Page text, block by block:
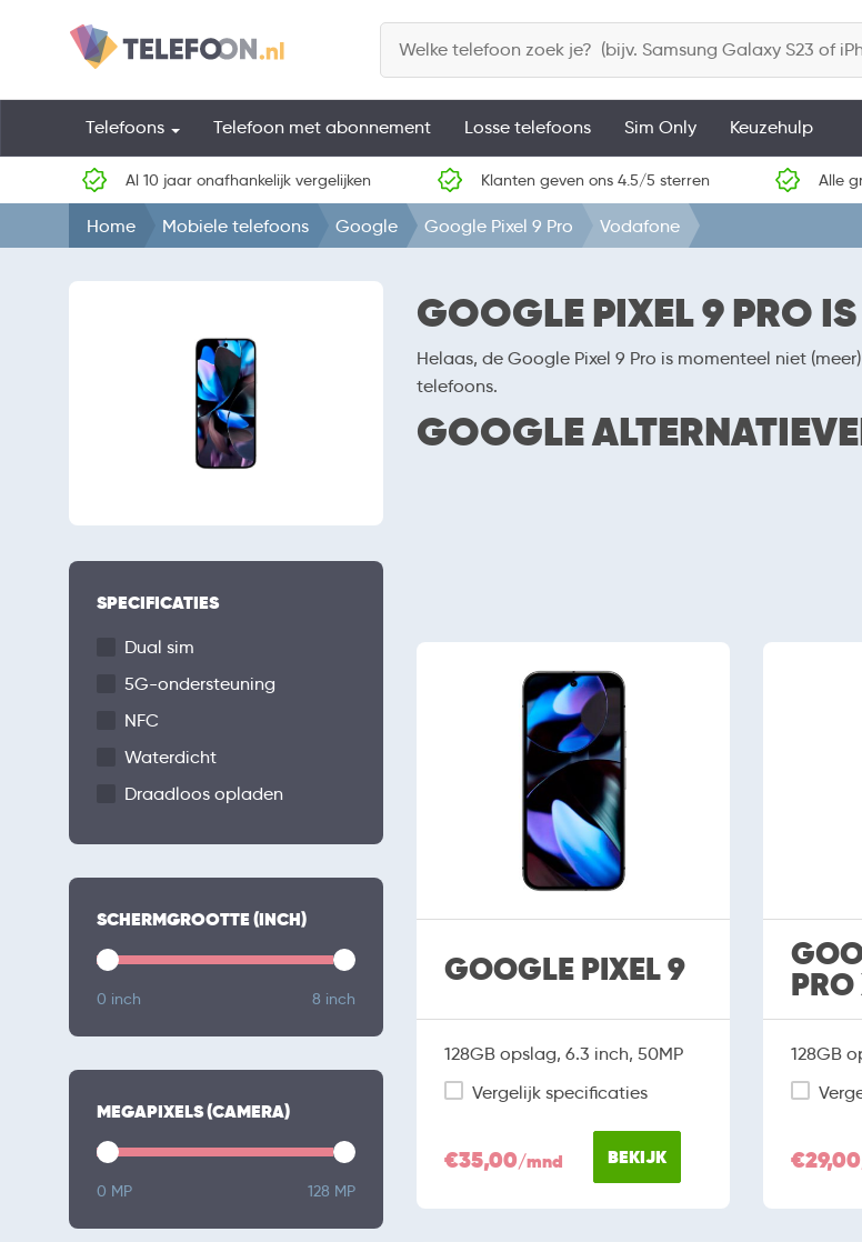
Telefoons Telefoon met abonnement Losse telefoons Sim Only Keuzehulp
Al 10 jaar onafhankelijk vergelijken Klanten geven ons 4.5/5 sterren Alle
Home Mobiele telefoons Google Google Pixel 9 Pro Vodafone
GOOGLE PIXEL 9 PRO
Helaas, de Google Pixel 9 Pro is momenteel niet
telefoons.
GOOGLE
SPECIFICATIES
Dual sim
5G-ondersteuning
NFC
Waterdicht
Draadloos opladen
SCHERMGROOTTE (INCH)
0 inch 8 inch
MEGAPIXELS (CAMERA)
0 MP 128 MP
GOOGLE PIXEL 9
128GB opslag, 6.3 inch, 50MP
Vergelijk specificaties
€35,00/mnd BEKIJK
PRO
128GB
€29,00